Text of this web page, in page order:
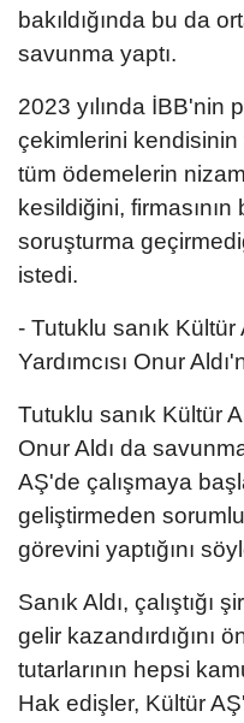
bakıldığında bu da
savunma yaptı.
2023 yılında İBB'nin
çekimlerini
tüm ödemelerin
kesildiğini,
soruşturma
istedi.
- Tutuklu sanık
Yardımcısı Onur
Tutuklu sanık Kültür
Onur Aldı da
AŞ'de çalışmaya
geliştirmeden
görevini yaptığını
Sanık Aldı, çalıştığı
gelir kazandırdığını
tutarlarının hepsi
Hak edişler, Kültür